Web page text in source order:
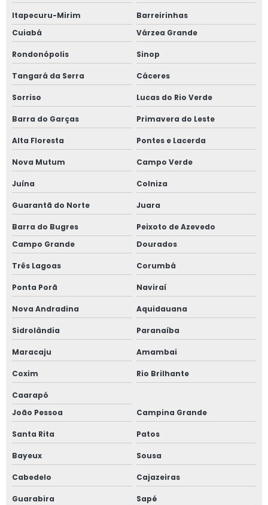
Itapecuru-Mirim
Barreirinhas
Cuiabá
Várzea Grande
Rondonópolis Sinop
Tangará da Serra Cáceres
Sorriso Lucas do Rio Verde
Barra do Garças Primavera do Leste
Alta Floresta Pontes e Lacerda
Nova Mutum Campo Verde
Juína Colniza
Guarantã do Norte Juara
Barra do Bugres
Peixoto de Azevedo
Campo Grande
Dourados
Três Lagoas Corumbá
Ponta Porã Naviraí
Nova Andradina Aquidauana
Sidrolândia Paranaíba
Maracaju Amambai
Coxim Rio Brilhante
Caarapó
João Pessoa
Campina Grande
Santa Rita Patos
Bayeux Sousa
Cabedelo Cajazeiras
Guarabira Sapé